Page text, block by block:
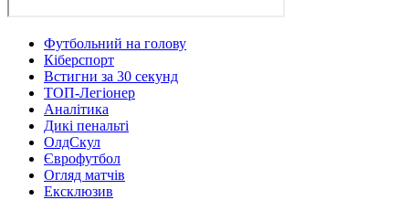
Футбольний на голову
Кіберспорт
Встигни за 30 секунд
ТОП-Легіонер
Аналітика
Дикі пенальті
ОлдСкул
Єврофутбол
Огляд матчів
Ексклюзив